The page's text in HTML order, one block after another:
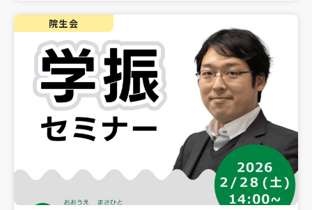
院生会